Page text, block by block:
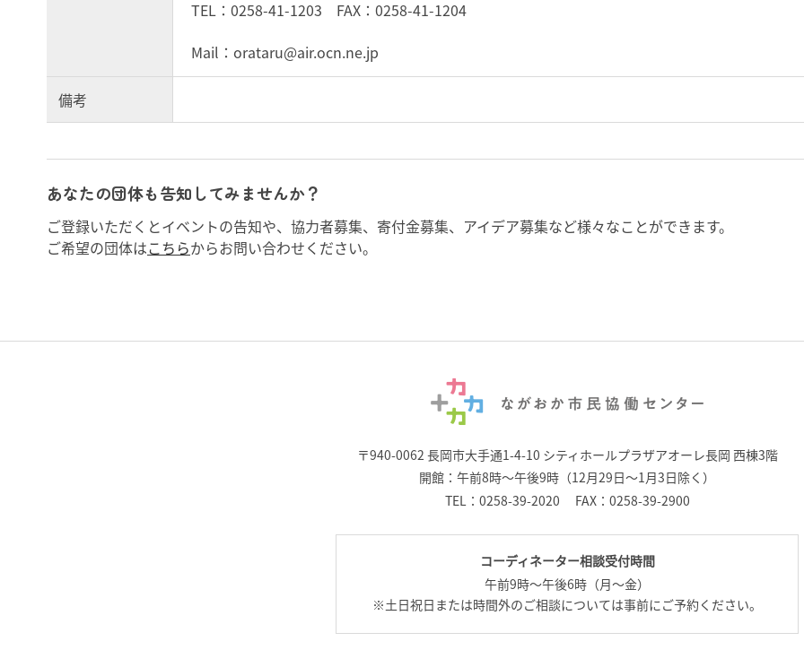
TEL：0258-41-1203 FAX：0258-41-1204
Mail：orataru@air.ocn.ne.jp
備考
あなたの団体も告知してみませんか？
ご登録いただくとイベントの告知や、協力者募集、寄付金募集、アイデア募集など様々なことができます。
ご希望の団体はこちらからお問い合わせください。
〒940-0062 長岡市大手通1-4-10 シティホールプラザアオーレ長岡 西棟3階
開館：午前8時～午後9時（12月29日～1月3日除く）
TEL： 0258-39-2020 FAX：0258-39-2900
コーディネーター相談受付時間
午前9時～午後6時（月～金）
※土日祝日または時間外のご相談については事前にご予約ください。